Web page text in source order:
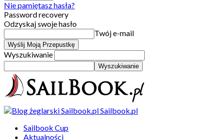
Nie pamiętasz hasła?
Password recovery
Odzyskaj swoje hasło
Twój e-mail
Wyszukiwanie
Sailbook.pl
Sailbook Cup
Aktualności